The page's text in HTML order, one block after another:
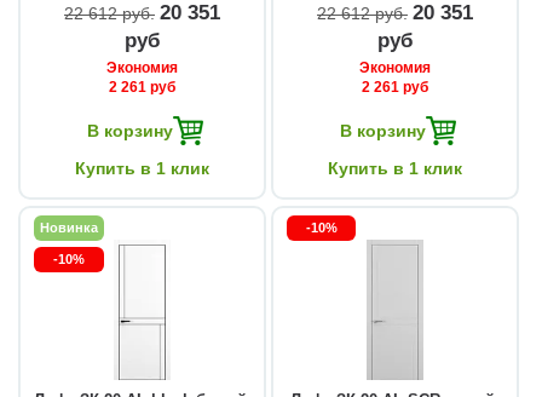
22 612 руб 20 351
руб
Экономия
2 261 руб
В корзину
Купить в 1 клик
22 612 руб 20 351
руб
Экономия
2 261 руб
В корзину
Купить в 1 клик
Новинка
-10%
-10%